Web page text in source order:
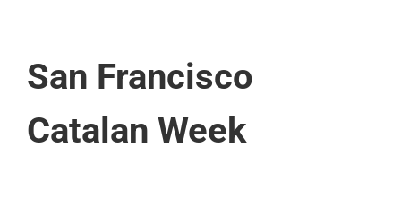
San Francisco
Catalan Week